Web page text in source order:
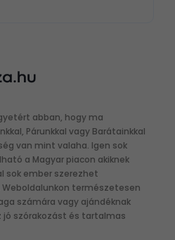
abban, hogy ma
Párunkkal vagy Barátainkkal
van mint valaha. Igen sok
a Magyar piacon akiknek
sok ember szerezhet
természetesen
számára vagy ajándéknak
szórakozást és tartalmas